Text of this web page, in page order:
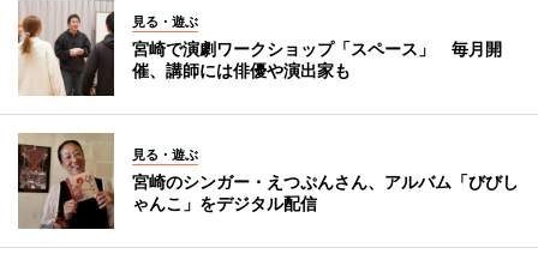
見る・遊ぶ
宮崎で演劇ワークショップ「スペース」 毎月開
催、講師には俳優や演出家も
見る・遊ぶ
宮崎のシンガー・えつぷんさん、アルバム「びびし
ゃんこ」をデジタル配信